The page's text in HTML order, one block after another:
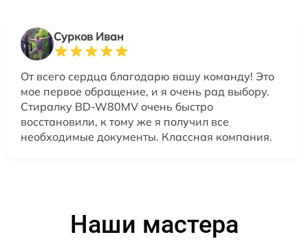
Сурков Иван
От всего сердца благодарю вашу команду! Это
мое первое обращение, и я очень рад выбору.
Стиралку BD-W80MV очень быстро
восстановили, к тому же я получил все
необходимые документы. Классная компания.
Наши мастера